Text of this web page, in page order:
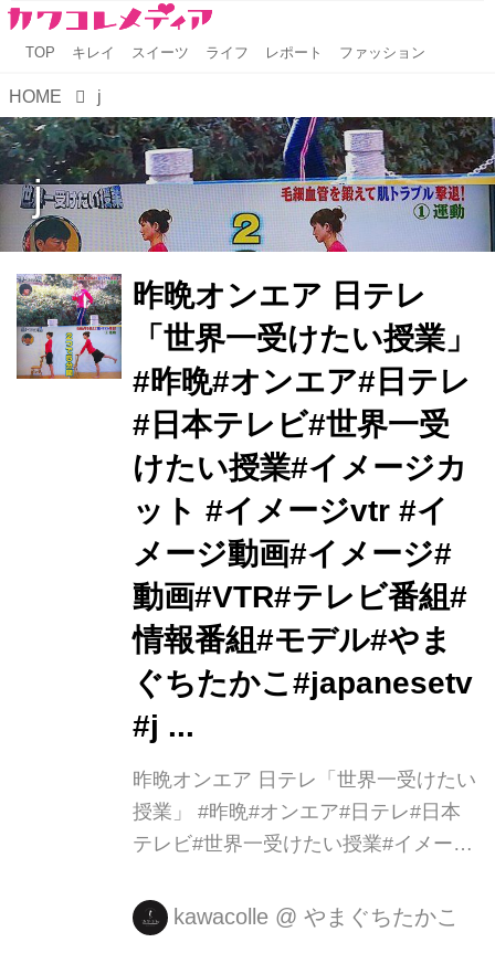
TOP キレイ スイーツ ライフ レポート ファッション
HOME j
j
昨晩オンエア 日テレ
「世界一受けたい授業」
#昨晩#オンエア#日テレ
#日本テレビ#世界一受
けたい授業#イメージカ
ット #イメージvtr #イ
メージ動画#イメージ#
動画#VTR#テレビ番組#
情報番組#モデル#やま
ぐちたかこ#japanesetv
#j ...
昨晩オンエア 日テレ「世界一受けたい
授業」 #昨晩#オンエア#日テレ#日本
テレビ#世界一受けたい授業#イメージ
メージ#動画#VTR#テレビ番組#情報番
組#モデル#やまぐちたかこ
kawacolle @ やまぐちたかこ